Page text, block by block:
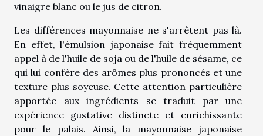
vinaigre blanc ou le jus de citron.
Les différences mayonnaise ne s'arrêtent pas là.
En effet, l'émulsion japonaise fait fréquemment
appel à de l'huile de soja ou de l'huile de sésame, ce
qui lui confère des arômes plus prononcés et une
texture plus soyeuse. Cette attention particulière
apportée aux ingrédients se traduit par une
expérience gustative distincte et enrichissante
pour le palais. Ainsi, la mayonnaise japonaise